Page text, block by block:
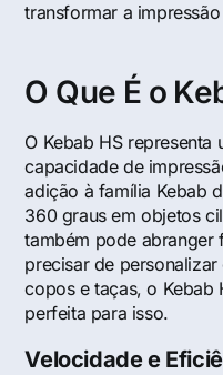
transformar a
O Que É o
O Kebab HS representa
capacidade de
adição à família Kebab
360 graus em objetos
também pode abranger
precisar de
copos e taças, o Kebab
perfeita para isso.
Velocidade e